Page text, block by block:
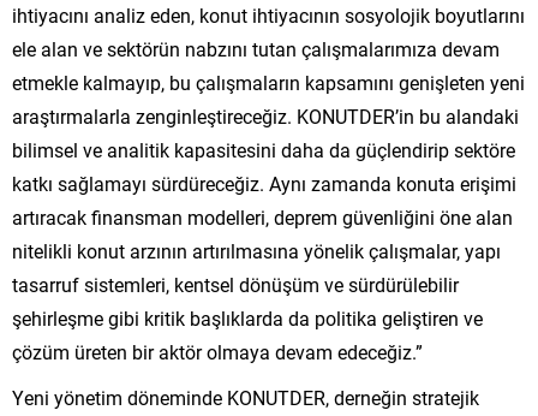
ihtiyacını analiz eden, konut ihtiyacının sosyolojik boyutlarını
ele alan ve sektörün nabzını tutan çalışmalarımıza devam
etmekle kalmayıp, bu çalışmaların kapsamını genişleten yeni
araştırmalarla zenginleştireceğiz. KONUTDER’in bu alandaki
bilimsel ve analitik kapasitesini daha da güçlendirip sektöre
katkı sağlamayı sürdüreceğiz. Aynı zamanda konuta erişimi
artıracak finansman modelleri, deprem güvenliğini öne alan
nitelikli konut arzının artırılmasına yönelik çalışmalar, yapı
tasarruf sistemleri, kentsel dönüşüm ve sürdürülebilir
şehirleşme gibi kritik başlıklarda da politika geliştiren ve
çözüm üreten bir aktör olmaya devam edeceğiz.”
Yeni yönetim döneminde KONUTDER, derneğin stratejik